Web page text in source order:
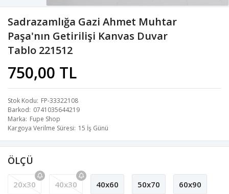
Sadrazamlığa Gazi Ahmet Muhtar
Paşa'nın Getirilişi Kanvas Duvar
Tablo 221512
750,00 TL
Stok Kodu FP-33322108
Barkod 0741035644219
Marka Fupe Shop
Kargoya Verilme Süresi 15 İş Günü
ÖLÇÜ
20x30 40x30 40x60 50x70 60x90